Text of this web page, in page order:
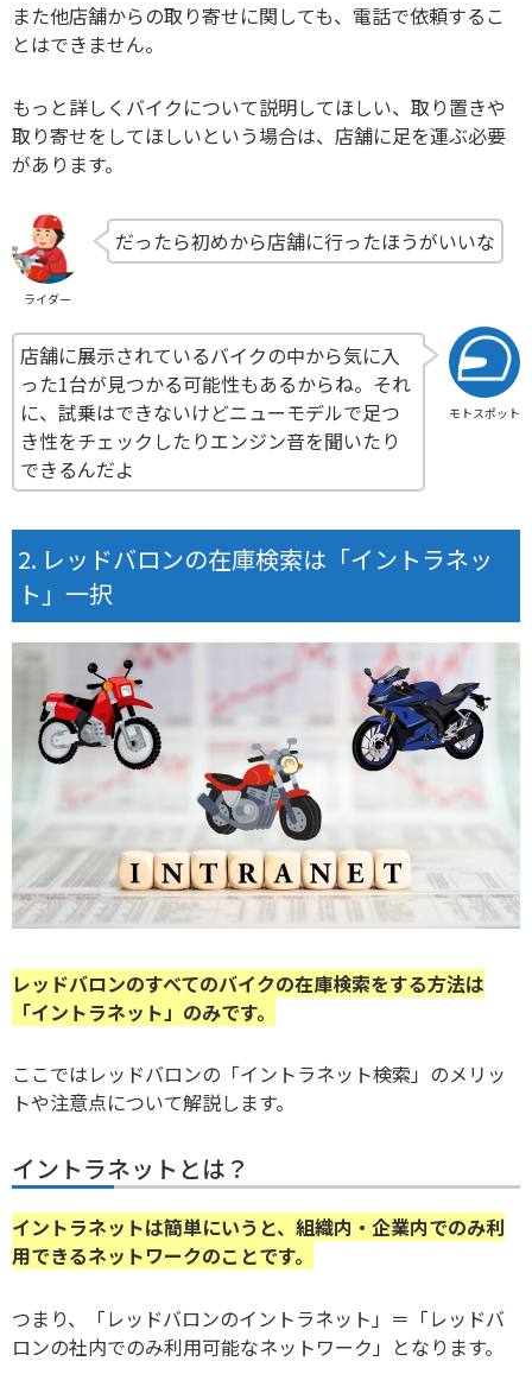
また他店舗からの取り寄せに関しても、電話で依頼するこ
とはできません。
もっと詳しくバイクについて説明してほしい、取り置きや
取り寄せをしてほしいという場合は、店舗に足を運ぶ必要
があります。
ライダー
だったら初めから店舗に行ったほうがいいな
モトスポット
店舗に展示されているバイクの中から気に入
った1台が見つかる可能性もあるからね。それ
に、試乗はできないけどニューモデルで足つ
き性をチェックしたりエンジン音を聞いたり
できるんだよ
レッドバロンの在庫検索は「イントラネッ
ト」一択
レッドバロンのすべてのバイクの在庫検索をする方法は
「イントラネット」のみです。
ここではレッドバロンの「イントラネット検索」のメリッ
トや注意点について解説します。
イントラネットとは？
イントラネットは簡単にいうと、組織内・企業内でのみ利
用できるネットワークのことです。
つまり、「レッドバロンのイントラネット」＝「レッドバ
ロンの社内でのみ利用可能なネットワーク」となります。